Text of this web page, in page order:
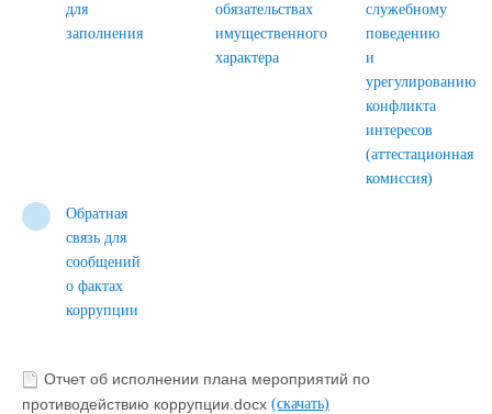
для
заполнения
обязательствах
имущественного
характера
служебному
поведению
и
урегулированию
конфликта
интересов
(аттестационная
комиссия)
Обратная
связь для
сообщений
о фактах
коррупции
Отчет об исполнении плана мероприятий по
противодействию коррупции.docx (скачать)